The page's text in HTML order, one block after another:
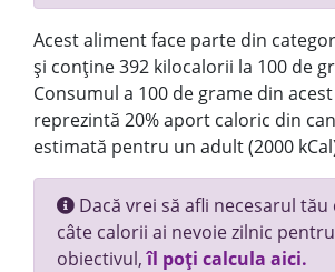
Acest aliment face parte din
și conține 392 kilocalorii la 100 de
Consumul a 100 de grame din
reprezintă 20% aport caloric din
estimată pentru un adult (2000
Dacă vrei să afli necesarul
câte calorii ai nevoie zilnic
obiectivul,îl poți calcula aici.